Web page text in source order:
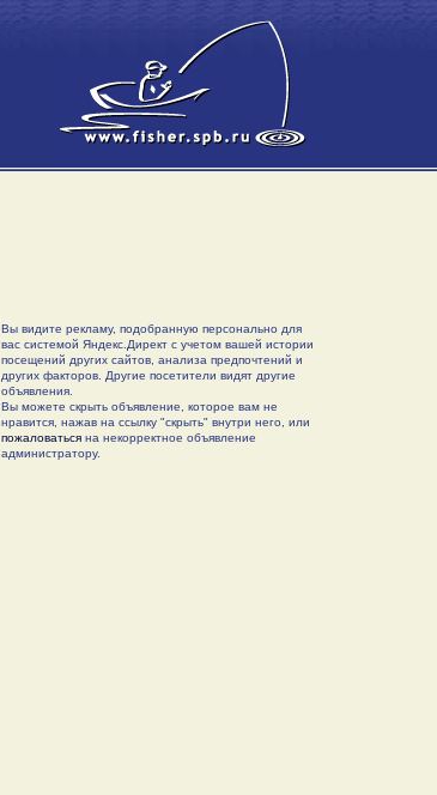
Вы видите рекламу, подобранную персонально для
вас системой Яндекс.Директ с учетом вашей истории
посещений других сайтов, анализа предпочтений и
других факторов. Другие посетители видят другие
объявления.
Вы можете скрыть объявление, которое вам не
нравится, нажав на ссылку "скрыть" внутри него, или
пожаловатьсяна некорректное объявление
администратору.